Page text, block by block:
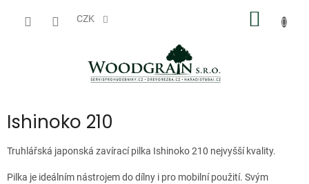
CZK
Ishinoko 210
Truhlářská japonská zavírací pilka Ishinoko 210 nejvyšší kvality.
Pilka je ideálním nástrojem do dílny i pro mobilní použití. Svým